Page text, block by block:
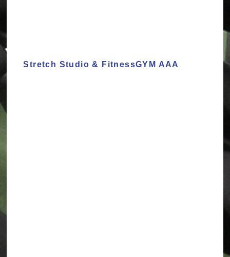
Stretch Studio & FitnessGYM AAA